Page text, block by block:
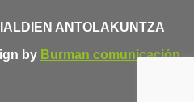
ANTOLAKUNTZA
by Burman comunicación